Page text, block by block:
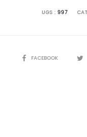
UGS : 997
SHAREFACEBOOK